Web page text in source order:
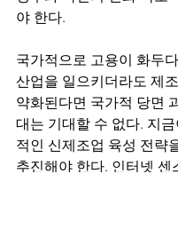
야 한다.
국가적으로 고용이 화두
산업을 일으키더라도 제
약화된다면 국가적 당면
대는 기대할 수 없다. 지
적인 신제조업 육성 전략
추진해야 한다. 인터넷 센